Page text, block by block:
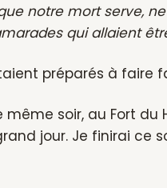
notre mort serve,
qui allaient
préparés à faire
soir, au Fort du
jour. Je finirai ce